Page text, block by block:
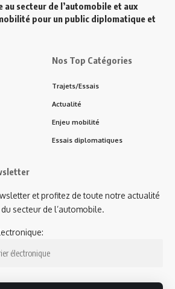
au secteur de l’automobile et aux
pour un public diplomatique et
Nos Top Catégories
Trajets/Essais
Actualité
Enjeu mobilité
Essais diplomatiques
et profitez de toute notre actualité
secteur de l’automobile.